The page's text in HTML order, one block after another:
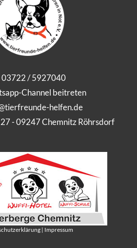
03722 / 5927040
Channel beitreten
helfen.de
- 09247 Chemnitz Röhrsdorf
| Impressum